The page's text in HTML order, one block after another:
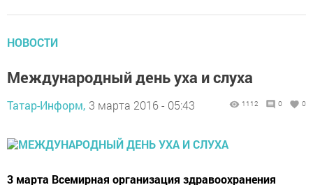
НОВОСТИ
Международный день уха и слуха
Татар-Информ, 3 марта 2016 - 05:43 1112 0 0
3 марта Всемирная организация здравоохранения